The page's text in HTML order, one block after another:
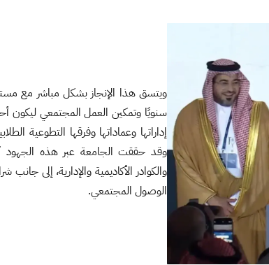
سنويًا وتمكين العمل المجتمعي ليكون
إداراتها وعماداتها وفرقها التطوعية
وقد حققت الجامعة عبر هذه الجهود
والكوادر الأكاديمية والإدارية، إلى
الوصول المجتمعي.